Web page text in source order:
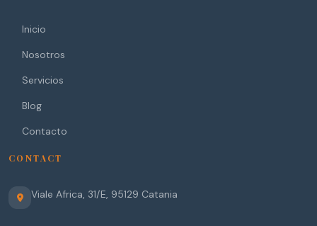
Inicio
Nosotros
Servicios
Blog
Contacto
CONTACT
Viale Africa, 31/E, 95129 Catania